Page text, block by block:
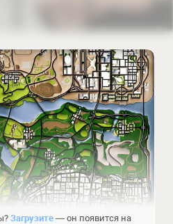
Загрузите — он появится на